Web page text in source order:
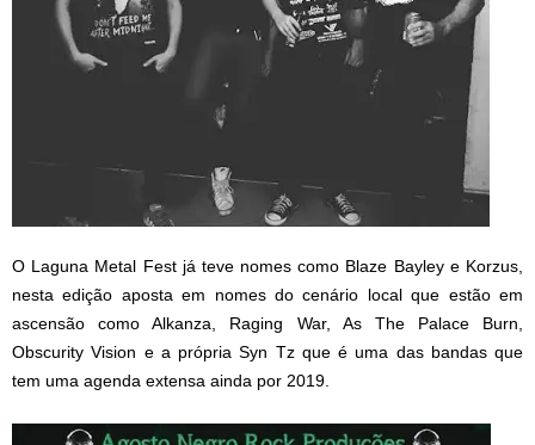
O Laguna Metal Fest já teve nomes como Blaze Bayley e Korzus,
nesta edição aposta em nomes do cenário local que estão em
ascensão como Alkanza, Raging War, As The Palace Burn,
Obscurity Vision e a própria Syn Tz que é uma das bandas que
tem uma agenda extensa ainda por 2019.